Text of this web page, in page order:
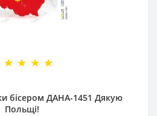
бісером ДАНА-1451 Дякую
Польщі!